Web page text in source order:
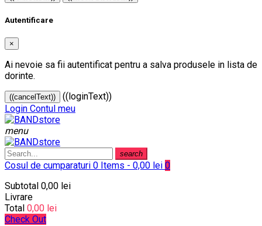
Autentificare
×
Ai nevoie sa fii autentificat pentru a salva produsele in lista de
dorinte.
((cancelText))
((loginText))
Login Contul meu
menu
search
Cosul de cumparaturi 0 Items - 0,00 lei 0
Subtotal 0,00 lei
Livrare
Total 0,00 lei
Check Out